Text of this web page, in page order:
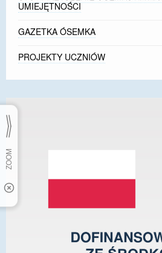
UMIEJĘTNOŚCI
GAZETKA ÓSEMKA
PROJEKTY UCZNIÓW